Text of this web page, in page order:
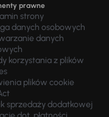
prawne
strony
danych osobowych
danych
korzystania z plików
plików cookie
sprzedaży dodatkowej